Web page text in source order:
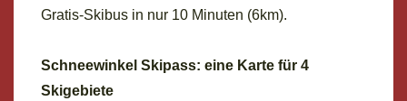
Gratis-Skibus in nur 10 Minuten (6km).
Schneewinkel Skipass: eine Karte für 4
Skigebiete